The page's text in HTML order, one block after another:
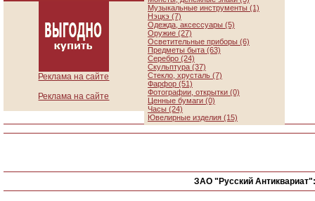
Реклама на сайте
Реклама на сайте
Музыкальные инструменты (1)
Нэцкэ (7)
Одежда, аксессуары (5)
Оружие (27)
Осветительные приборы (6)
Предметы быта (63)
Серебро (24)
Скульптура (37)
Стекло, хрусталь (7)
Фарфор (51)
Фотографии, открытки (0)
Ценные бумаги (0)
Часы (24)
Ювелирные изделия (15)
ЗАО "Русский Антиквариат":